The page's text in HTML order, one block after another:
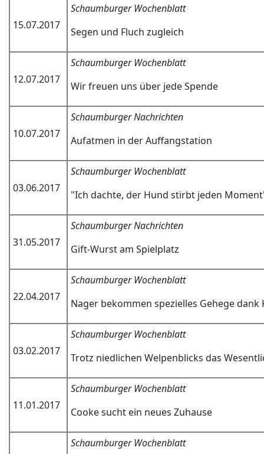
15.07.2017
Schaumburger Wochenblatt
Segen und Fluch zugleich
12.07.2017
Schaumburger Wochenblatt
Wir freuen uns über jede Spende
10.07.2017
Schaumburger Nachrichten
Aufatmen in der Auffangstation
03.06.2017
Schaumburger Wochenblatt
"Ich dachte, der Hund stirbt jeden
31.05.2017
Schaumburger Nachrichten
Gift-Wurst am Spielplatz
22.04.2017
Schaumburger Wochenblatt
Nager bekommen spezielles Gehege dank
03.02.2017
Schaumburger Wochenblatt
Trotz niedlichen Welpenblicks das
11.01.2017
Schaumburger Wochenblatt
Cooke sucht ein neues Zuhause
Schaumburger Wochenblatt